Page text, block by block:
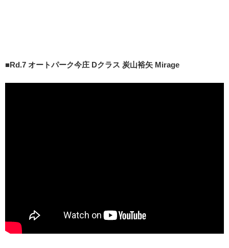
■Rd.7 オートパーク今庄 Dクラス 炭山裕矢 Mirage